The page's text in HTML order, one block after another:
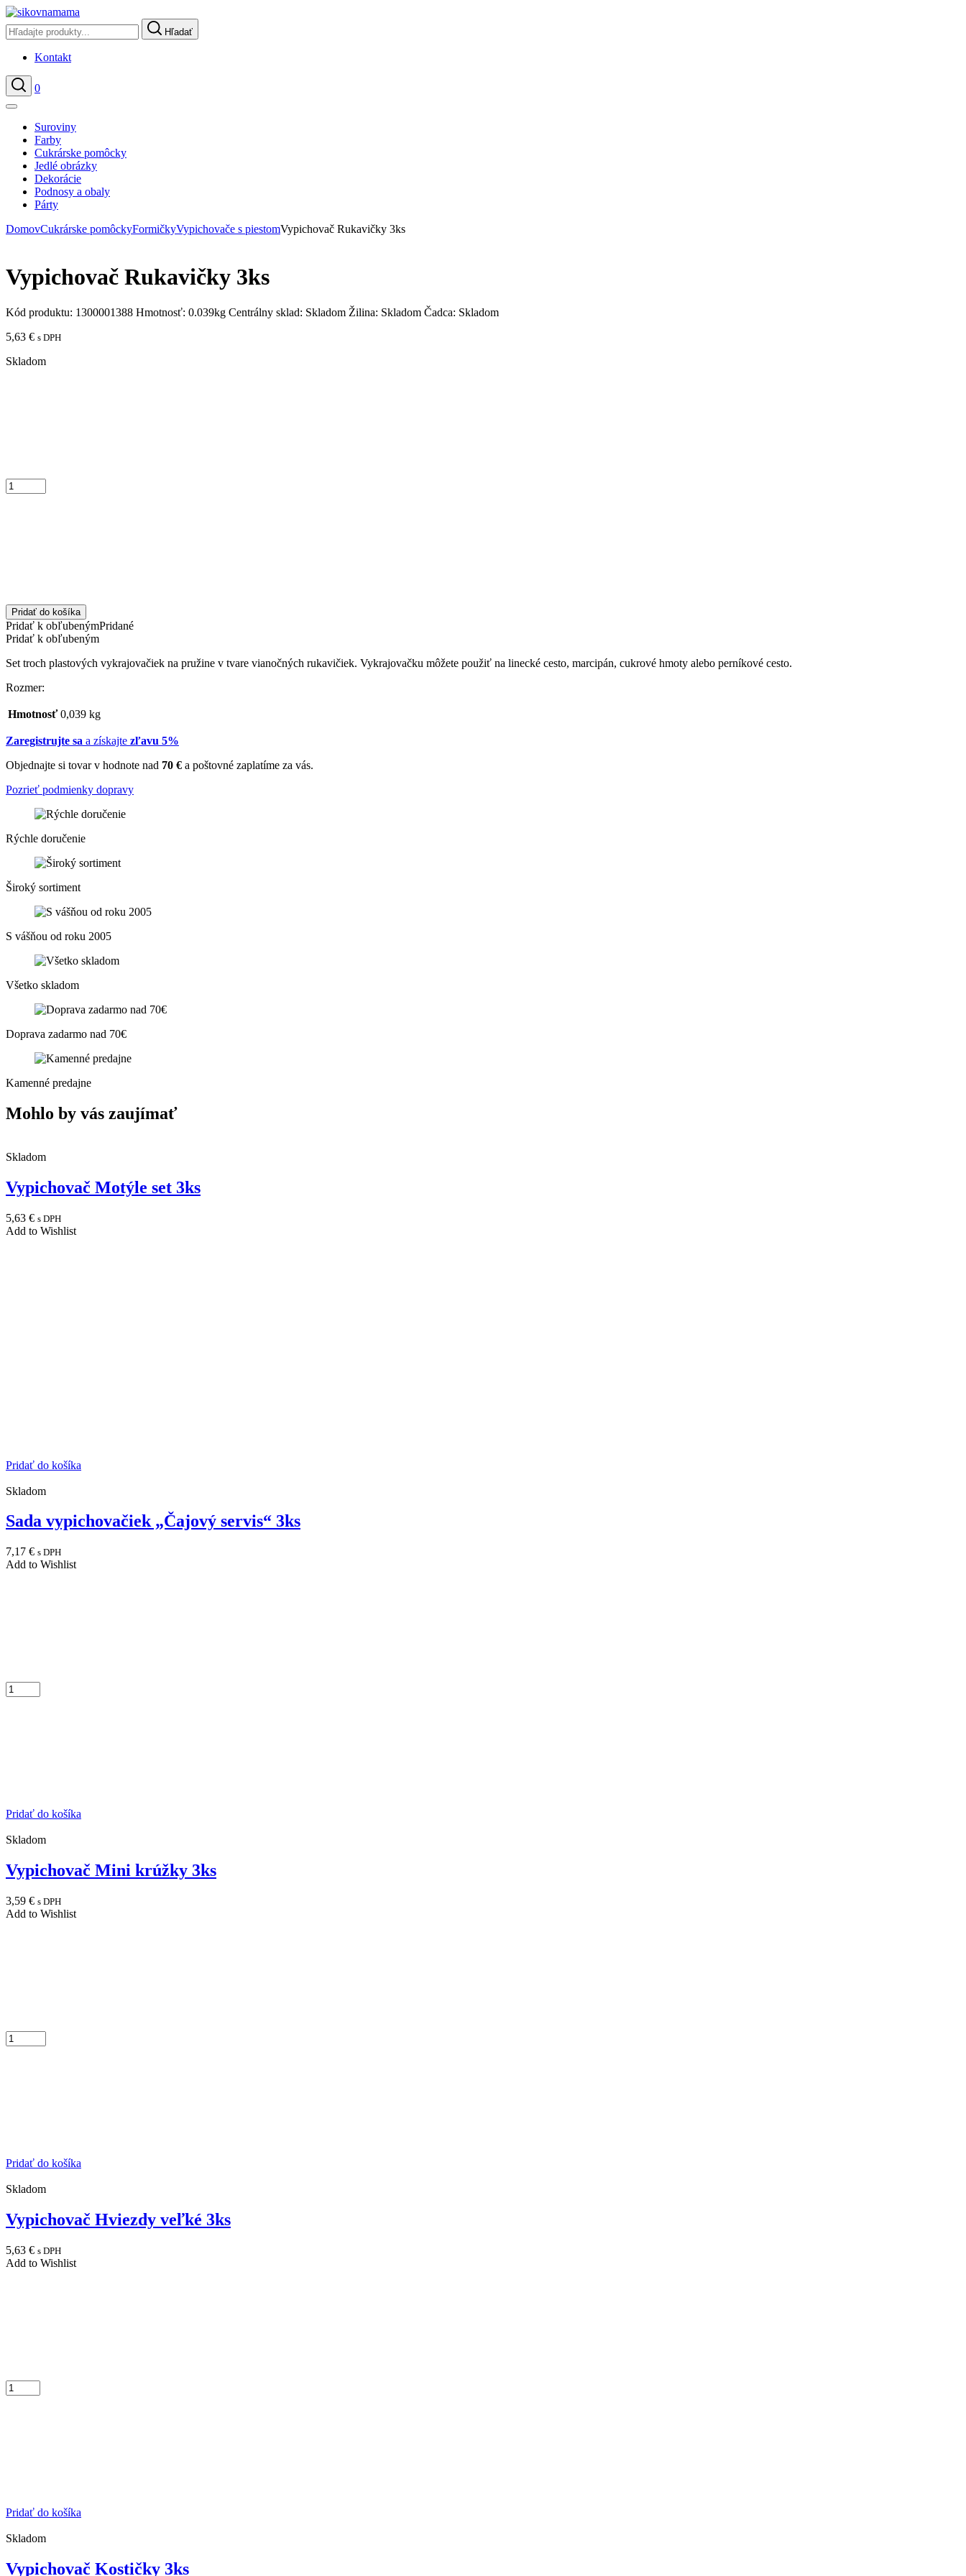
Hľadať
Kontakt
Hľadať
0
Suroviny
Farby
Cukrárske pomôcky
Jedlé obrázky
Dekorácie
Podnosy a obaly
Párty
DomovCukrárske pomôckyFormičkyVypichovače s piestomVypichovač Rukavičky 3ks
Vypichovač Rukavičky 3ks
Kód produktu: 1300001388 Hmotnosť: 0.039kg Centrálny sklad: Skladom Žilina: Skladom Čadca: Skladom
5,63 € s DPH
Skladom
Pridať do košíka
Pridať k obľubenýmPridané
Pridať k obľubeným
Set troch plastových vykrajovačiek na pružine v tvare vianočných rukavičiek. Vykrajovačku môžete použiť na linecké cesto, marcipán, cukrové hmoty alebo perníkové cesto.
Rozmer:
Hmotnosť 0,039 kg
Zaregistrujte sa a získajte zľavu 5%
Objednajte si tovar v hodnote nad 70 € a poštovné zaplatíme za vás.
Pozrieť podmienky dopravy
Rýchle doručenie
Široký sortiment
S vášňou od roku 2005
Všetko skladom
Doprava zadarmo nad 70€
Kamenné predajne
Mohlo by vás zaujímať
Skladom
Vypichovač Motýle set 3ks
5,63 € s DPH
Add to Wishlist
Pridať do košíka
Skladom
Sada vypichovačiek „Čajový servis“ 3ks
7,17 € s DPH
Add to Wishlist
Pridať do košíka
Skladom
Vypichovač Mini krúžky 3ks
3,59 € s DPH
Add to Wishlist
Pridať do košíka
Skladom
Vypichovač Hviezdy veľké 3ks
5,63 € s DPH
Add to Wishlist
Pridať do košíka
Skladom
Vypichovač Kostičky 3ks